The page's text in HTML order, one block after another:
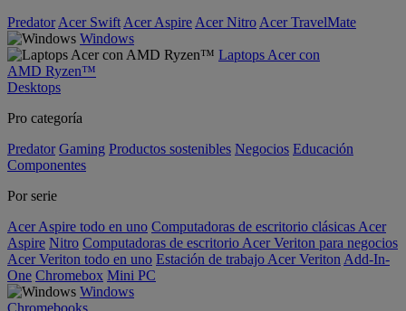
Predator Acer Swift Acer Aspire Acer Nitro Acer TravelMate
Windows
Laptops Acer con
AMD Ryzen™
Desktops
Pro categoría
Predator Gaming Productos sostenibles Negocios Educación
Componentes
Por serie
Acer Aspire todo en uno Computadoras de escritorio clásicas Acer
Aspire Nitro Computadoras de escritorio Acer Veriton para negocios
Acer Veriton todo en uno Estación de trabajo Acer Veriton Add-In-
One Chromebox Mini PC
Windows
Chromebooks